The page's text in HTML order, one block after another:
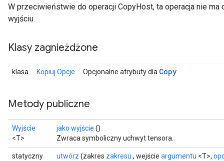
W przeciwieństwie do operacji CopyHost, ta operacja nie
wyjściu.
Klasy zagnieżdżone
klasa Kopiuj.Opcje Opcjonalne atrybuty dla Copy
Metody publiczne
Wyjście
<T>
jako wyjście ()
Zwraca symboliczny uchwyt tensora.
statyczny
utwórz (zakres zakresu , wejście argumentu <T>,